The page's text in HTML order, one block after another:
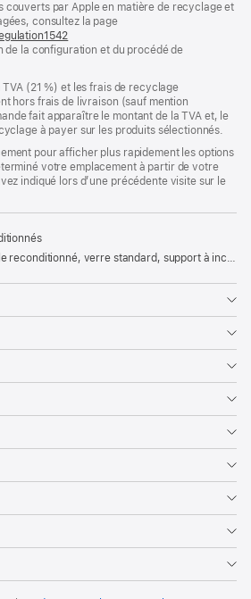
couverts par Apple en matière de recyclage et
consultez la page
dans
fenêtre)
de la configuration et du procédé de
(21 %) et les frais de recyclage
hors frais de livraison (sauf mention
fait apparaître le montant de la TVA et, le
à payer sur les produits sélectionnés.
pour afficher plus rapidement les options
votre emplacement à partir de votre
indiqué lors d’une précédente visite sur le
verre standard, support à inclinaison et hauteur réglables